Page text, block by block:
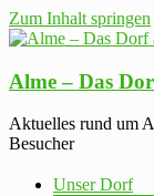
Zum Inhalt springen
Alme – Das
Aktuelles rund um
Besucher
Unser Dorf